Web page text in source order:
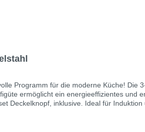
Programm für die moderne Küche!
ermöglicht ein energieeffizientes und
Deckelknopf, inklusive. Ideal für